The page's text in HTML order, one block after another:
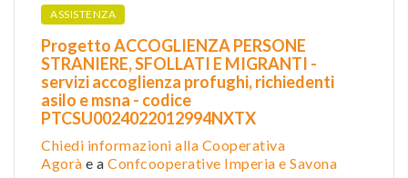
ASSISTENZA
Progetto ACCOGLIENZA PERSONE
STRANIERE, SFOLLATI E MIGRANTI -
servizi accoglienza profughi, richiedenti
asilo e msna - codice
PTCSU0024022012994NXTX
Chiedi informazioni alla Cooperativa
Agorà e a Confcooperative Imperia e Savona